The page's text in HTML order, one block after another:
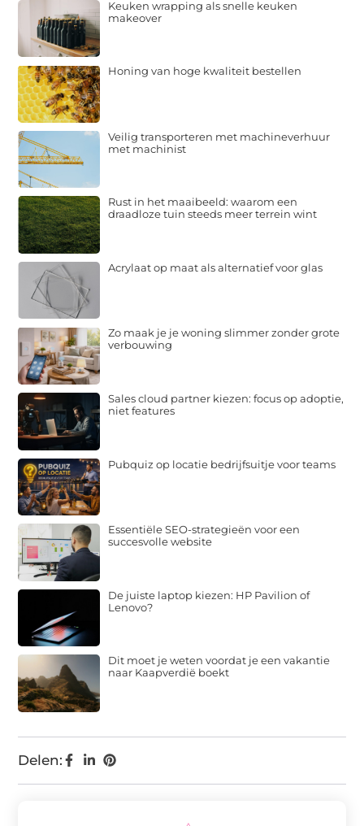
Delen:
Keuken wrapping als snelle keuken
makeover
Honing van hoge kwaliteit bestellen
Veilig transporteren met machineverhuur
met machinist
Rust in het maaibeeld: waarom een
draadloze tuin steeds meer terrein wint
Acrylaat op maat als alternatief voor glas
Zo maak je je woning slimmer zonder grote
verbouwing
Sales cloud partner kiezen: focus op adoptie,
niet features
Pubquiz op locatie bedrijfsuitje voor teams
Essentiële SEO-strategieën voor een
succesvolle website
De juiste laptop kiezen: HP Pavilion of
Lenovo?
Dit moet je weten voordat je een vakantie
naar Kaapverdië boekt